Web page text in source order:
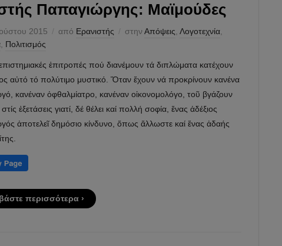
Παπαγιώργης: Μαϊμούδες
2015 από Ερανιστής στηνΑπόψεις Λογοτεχνία
Πολιτισμός
ἐπιτροπές πού διανέμουν τά διπλώματα κατέχουν
αὐτό τό πολύτιμο μυστικό. Ὅταν ἔχουν νά προκρίνουν κανένα
κανέναν ὀφθαλμίατρο, κανέναν οἰκονομολόγο, τοῦ βγάζουν
ἐξετάσεις γιατί, δέ θέλει καί πολλή σοφία, ἕνας ἀδέξιος
ἀποτελεῖ δημόσιο κίνδυνο, ὅπως ἄλλωστε καί ἕνας ἀδαής
περισσότερα ›